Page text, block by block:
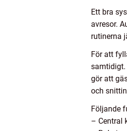
Ett bra
avresor.
rutinerna
För att
samtidigt.
gör att
och
Följande
– Central